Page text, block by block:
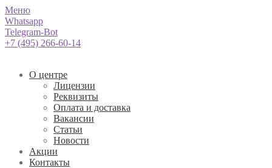
Меню
Whatsapp
Telegram-Bot
+7 (495) 266-60-14
О центре
Лицензии
Реквизиты
Оплата и доставка
Вакансии
Статьи
Новости
Акции
Контакты